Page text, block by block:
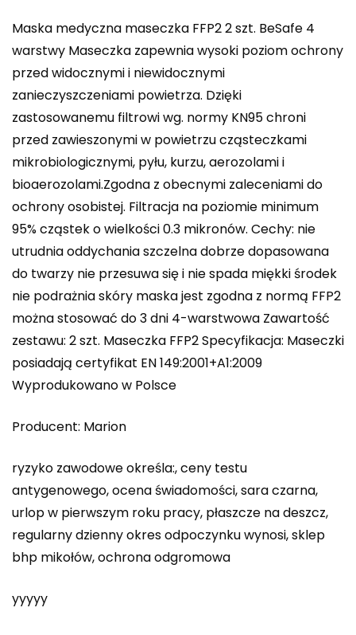
Maska medyczna maseczka FFP2 2 szt. BeSafe 4
warstwy Maseczka zapewnia wysoki poziom ochrony
przed widocznymi i niewidocznymi
zanieczyszczeniami powietrza. Dzięki
zastosowanemu filtrowi wg. normy KN95 chroni
przed zawieszonymi w powietrzu cząsteczkami
mikrobiologicznymi, pyłu, kurzu, aerozolami i
bioaerozolami.Zgodna z obecnymi zaleceniami do
ochrony osobistej. Filtracja na poziomie minimum
95% cząstek o wielkości 0.3 mikronów. Cechy: nie
utrudnia oddychania szczelna dobrze dopasowana
do twarzy nie przesuwa się i nie spada miękki środek
nie podrażnia skóry maska jest zgodna z normą FFP2
można stosować do 3 dni 4-warstwowa Zawartość
zestawu: 2 szt. Maseczka FFP2 Specyfikacja: Maseczki
posiadają certyfikat EN 149:2001+A1:2009
Wyprodukowano w Polsce
Producent: Marion
ryzyko zawodowe określa:, ceny testu
antygenowego, ocena świadomości, sara czarna,
urlop w pierwszym roku pracy, płaszcze na deszcz,
regularny dzienny okres odpoczynku wynosi, sklep
bhp mikołów, ochrona odgromowa
yyyyy